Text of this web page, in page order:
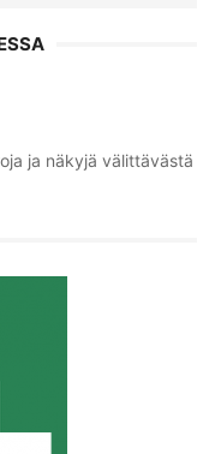
ja näkyjä välittävästä